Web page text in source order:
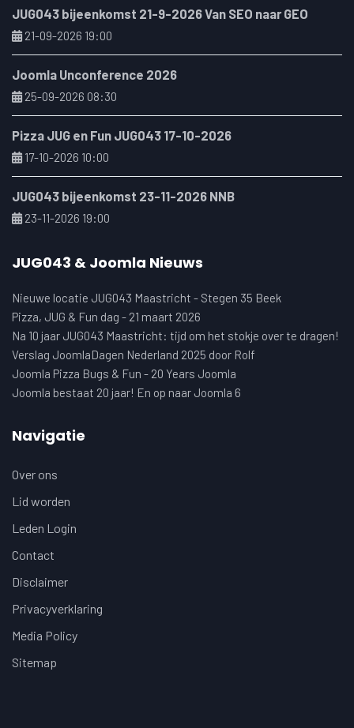
JUG043 bijeenkomst 21-9-2026 Van SEO naar GEO
21-09-2026 19:00
Joomla Unconference 2026
25-09-2026 08:30
Pizza JUG en Fun JUG043 17-10-2026
17-10-2026 10:00
JUG043 bijeenkomst 23-11-2026 NNB
23-11-2026 19:00
JUG043 & Joomla Nieuws
Nieuwe locatie JUG043 Maastricht - Stegen 35 Beek
Pizza, JUG & Fun dag - 21 maart 2026
Na 10 jaar JUG043 Maastricht: tijd om het stokje over te dragen!
Verslag JoomlaDagen Nederland 2025 door Rolf
Joomla Pizza Bugs & Fun - 20 Years Joomla
Joomla bestaat 20 jaar! En op naar Joomla 6
Navigatie
Over ons
Lid worden
Leden Login
Contact
Disclaimer
Privacyverklaring
Media Policy
Sitemap